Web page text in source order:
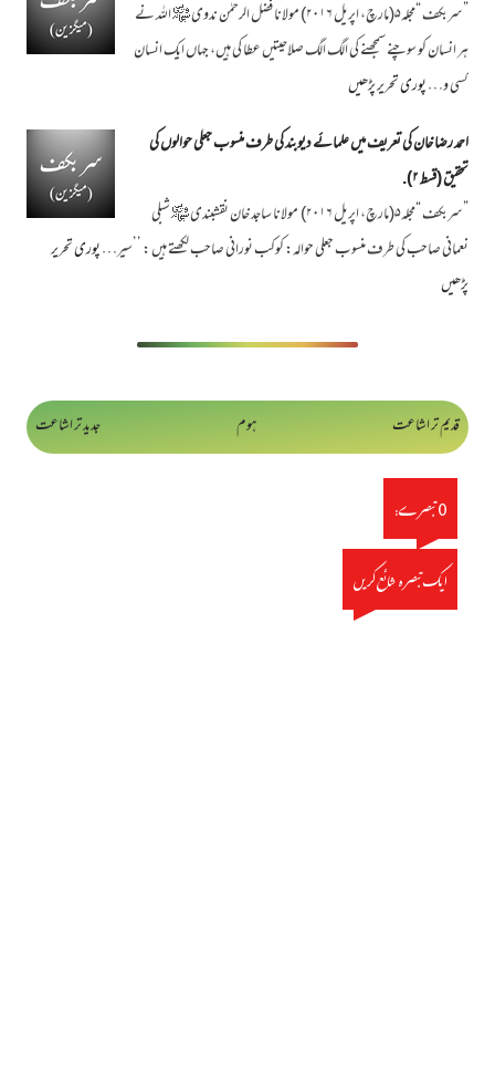
”سربکف “مجلہ۵(مارچ، اپریل ۲۰۱۶) مولانا فضل الرحمٰن ندوی ﷾ اللہ نے
ہر انسان کو سوچنے سمجھنے کی الگ الگ صلاحیتیں عطا کی ہیں، جہاں ایک انسان
کسی و…پوری تحریر پڑھیں
احمد رضا خان کی تعریف میں علمائے دیوبند کی طرف منسوب جعلی حوالوں کی
تحقیق (قسط ۲).
”سربکف “مجلہ۵(مارچ، اپریل ۲۰۱۶) مولانا ساجد خان نقشبندی ﷾ شبلی
نعمانی صاحب کی طرف منسوب جعلی حوالہ: کوکب نورانی صاحب لکھتے ہیں : ’’سیر…پوری تحریر
پڑھیں
جدید تر اشاعت قدیم تر اشاعت ہوم
0 تبصرے:
ایک تبصرہ شائع کریں